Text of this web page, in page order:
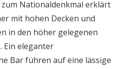
Nationaldenkmal erklärt
mit hohen Decken und
in den höher gelegenen
Ein eleganter
Bar führen auf eine lässige